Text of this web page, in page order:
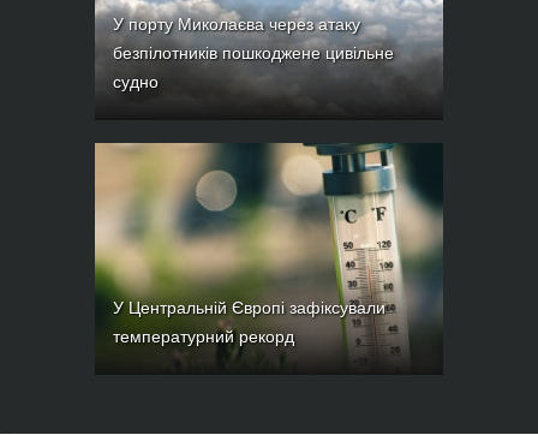
У порту Миколаєва через атаку
безпілотників пошкоджене цивільне
судно
У Центральній Європі зафіксували
температурний рекорд